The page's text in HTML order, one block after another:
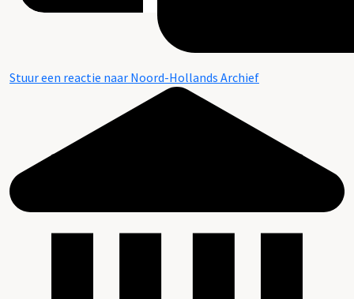
Stuur een reactie naar Noord-Hollands Archief